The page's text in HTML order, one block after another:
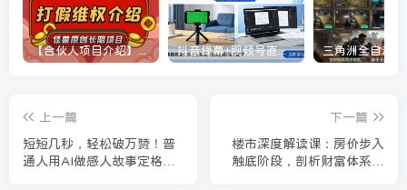
【合伙人项目介绍】打假维权项目介绍 抖音绿幕+视频号直播带货课：居家照着稿子念起号，手机电脑双场景搭建全流程
上一篇
短短几秒，轻松破万赞！普
通人用AI做感人故事定格漫
下一篇
楼市深度解读课：房价步入
触底阶段，剖析财富体系变